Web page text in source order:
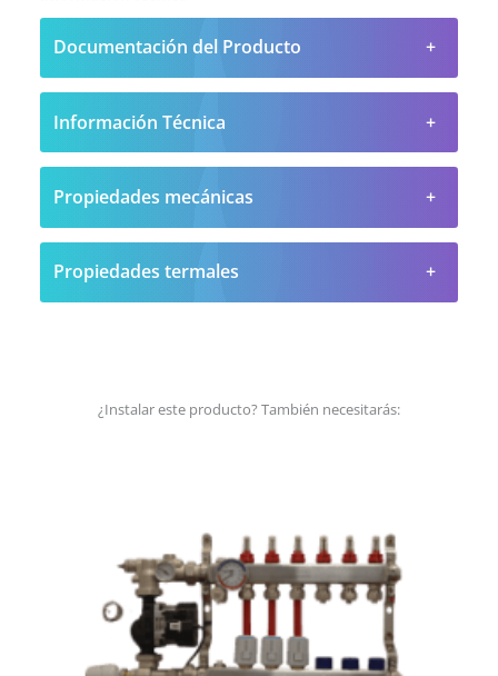
Documentación del Producto
Información Técnica
Propiedades mecánicas
Propiedades termales
¿Instalar este producto? También necesitarás: